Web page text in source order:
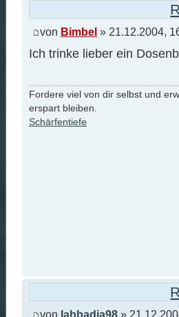
von Bimbel » 21.12.2004,
Ich trinke lieber ein
Fordere viel von dir selbst und
erspart bleiben.
Schärfentiefe
von labbadia98 »